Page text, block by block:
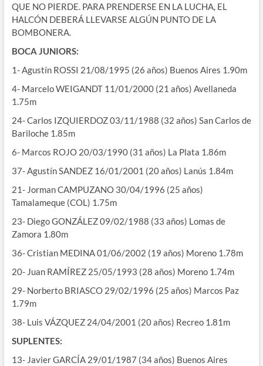
QUE NO PIERDE. PARA PRENDERSE EN LA LUCHA, EL
HALCÓN DEBERÁ LLEVARSE ALGÚN PUNTO DE LA
BOMBONERA.
BOCA JUNIORS:
1- Agustín ROSSI 21/08/1995 (26 años) Buenos Aires 1.90m
4- Marcelo WEIGANDT 11/01/2000 (21 años) Avellaneda
1.75m
24- Carlos IZQUIERDOZ 03/11/1988 (32 años) San Carlos de
Bariloche 1.85m
6- Marcos ROJO 20/03/1990 (31 años) La Plata 1.86m
37- Agustín SANDEZ 16/01/2001 (20 años) Lanús 1.84m
21- Jorman CAMPUZANO 30/04/1996 (25 años)
Tamalameque (COL) 1.75m
23- Diego GONZÁLEZ 09/02/1988 (33 años) Lomas de
Zamora 1.80m
36- Cristian MEDINA 01/06/2002 (19 años) Moreno 1.78m
20- Juan RAMÍREZ 25/05/1993 (28 años) Moreno 1.74m
29- Norberto BRIASCO 29/02/1996 (25 años) Marcos Paz
1.79m
38- Luis VÁZQUEZ 24/04/2001 (20 años) Recreo 1.81m
SUPLENTES:
13- Javier GARCÍA 29/01/1987 (34 años) Buenos Aires